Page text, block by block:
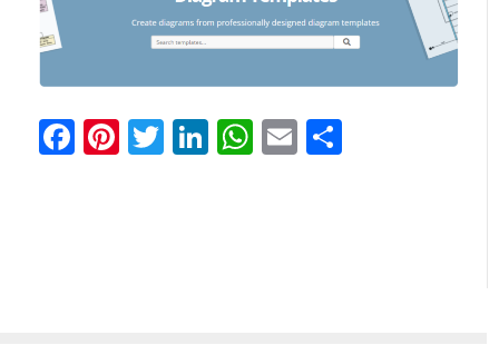
Facebook
Pinterest
Twitter
LinkedIn
WhatsApp
Email